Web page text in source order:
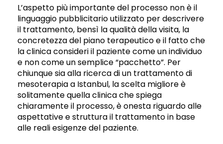
L’aspetto più importante del processo non è il
linguaggio pubblicitario utilizzato per descrivere
il trattamento, bensì la qualità della visita, la
concretezza del piano terapeutico e il fatto che
la clinica consideri il paziente come un individuo
e non come un semplice “pacchetto”. Per
chiunque sia alla ricerca di un trattamento di
mesoterapia a Istanbul, la scelta migliore è
solitamente quella clinica che spiega
chiaramente il processo, è onesta riguardo alle
aspettative e struttura il trattamento in base
alle reali esigenze del paziente.